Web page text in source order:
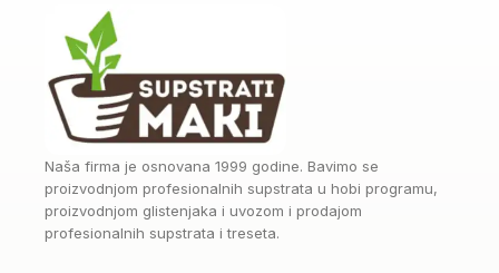
Naša firma je osnovana 1999 godine. Bavimo se
proizvodnjom profesionalnih supstrata u hobi programu,
proizvodnjom glistenjaka i uvozom i prodajom
profesionalnih supstrata i treseta.